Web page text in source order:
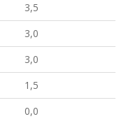
3,5
3,0
3,0
1,5
0,0